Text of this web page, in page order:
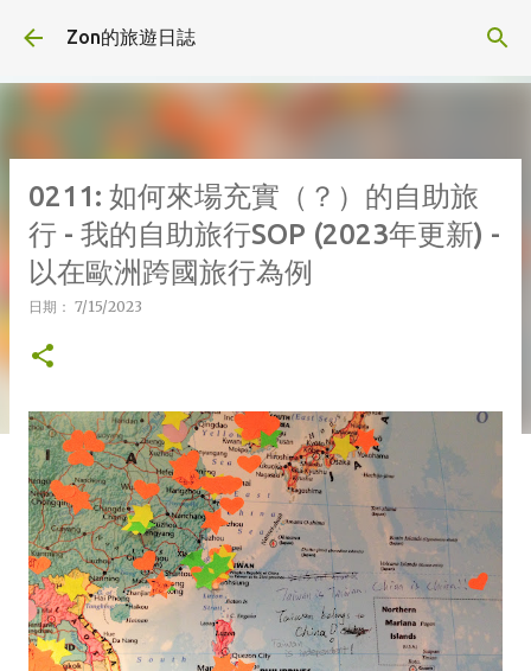
Zon的旅遊日誌
0211: 如何來場充實（？）的自助旅
行 - 我的自助旅行SOP (2023年更新) -
以在歐洲跨國旅行為例
日期： 7/15/2023